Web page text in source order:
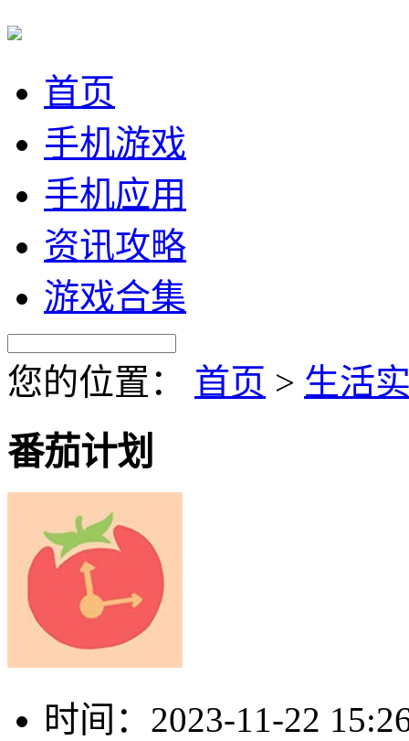
首页
手机游戏
手机应用
资讯攻略
游戏合集
您的位置： 首页 > 生活
番茄计划
时间： 2023-11-22